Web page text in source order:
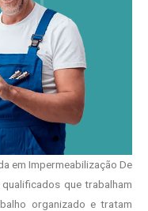
em Impermeabilização De
que trabalham
organizado e tratam